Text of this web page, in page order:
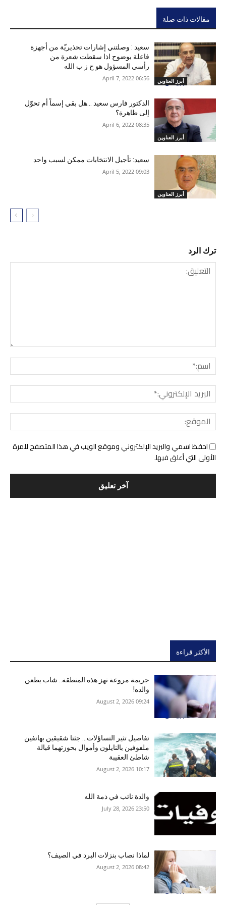
مقالات ذات صلة
أبرز العناوين
سعيد : وصلتني إشارات تحذيريّة من أجهزة
فاعلة بوضوح ‏اذا سقطت شعرة من
رأسي المسؤول هو ح ز ب الله
06:56 2022 ,April 7
أبرز العناوين
الدكتور فارس سعيد …هل بقي إسماً أم تحوّل
إلى ظاهرة؟
08:35 2022 ,April 6
أبرز العناوين
سعيد: تأجيل الانتخابات ممكن لسبب واحد
09:03 2022 ,April 5
ترك الرد
التعليق:
احفظ اسمي والبريد الإلكتروني وموقع الويب في هذا المتصفح للمرة
الأولى التي أعلق فيها.
الأكثر قراءة
جريمة مروعة تهز هذه المنطقة.. شاب يطعن
والده!
09:24 2026 ,August 2
تفاصيل تثير التساؤلات… جثتا شقيقين بهاتفين
ملفوفين بالنايلون وأموال بحوزتهما قبالة
شاطئ العقيبة
10:17 2026 ,August 2
والدة نائب في ذمة الله
23:50 2026 ,July 28
لماذا نصاب بنزلات البرد في الصيف؟
08:42 2026 ,August 2